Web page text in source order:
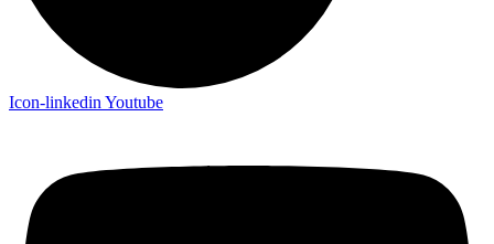
Icon-linkedin Youtube